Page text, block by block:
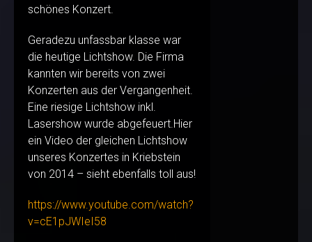
schönes Konzert.
Geradezu unfassbar klasse war
die heutige Lichtshow. Die Firma
kannten wir bereits von zwei
Konzerten aus der Vergangenheit.
Eine riesige Lichtshow inkl.
Lasershow wurde abgefeuert.Hier
ein Video der gleichen Lichtshow
unseres Konzertes in Kriebstein
von 2014 – sieht ebenfalls toll aus!
https://www.youtube.com/watch?
v=cE1pJWIeI58